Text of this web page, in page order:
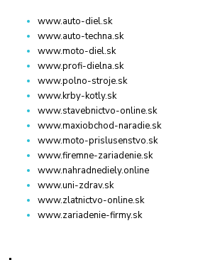
www.auto-diel.sk
www.auto-techna.sk
www.moto-diel.sk
www.profi-dielna.sk
www.polno-stroje.sk
www.krby-kotly.sk
www.stavebnictvo-online.sk
www.maxiobchod-naradie.sk
www.moto-prislusenstvo.sk
www.firemne-zariadenie.sk
www.nahradnediely.online
www.uni-zdrav.sk
www.zlatnictvo-online.sk
www.zariadenie-firmy.sk